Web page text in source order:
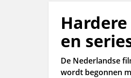
en
De Nederlandse
wordt begonnen